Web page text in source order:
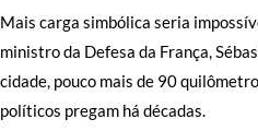
Mais carga simbólica seria
ministro da Defesa da França,
cidade, pouco mais de 90
políticos pregam há décadas.